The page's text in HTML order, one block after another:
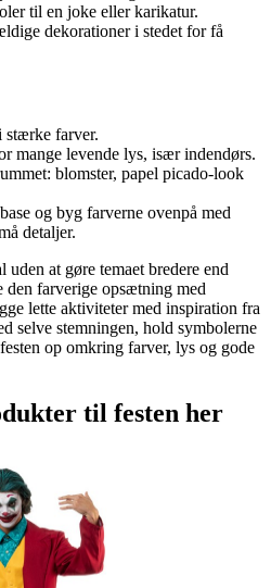
til en joke eller karikatur.
dekorationer i stedet for få
stærke farver.
mange levende lys, især indendørs.
blomster, papel picado-look
og byg farverne ovenpå med
detaljer.
at gøre temaet bredere end
den farverige opsætning med
lette aktiviteter med inspiration fra
selve stemningen, hold symbolerne
op omkring farver, lys og gode
til festen her